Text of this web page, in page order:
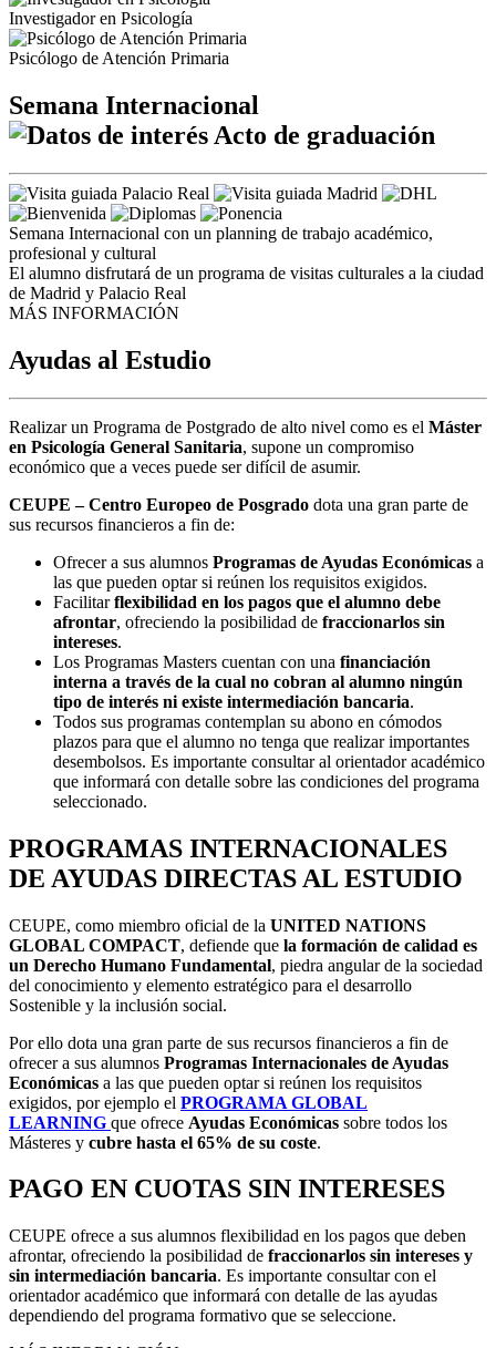
Investigador en Psicología
Psicólogo de Atención Primaria
Semana Internacional
Acto de graduación
Semana Internacional con un planning de trabajo académico,
profesional y cultural
El alumno disfrutará de un programa de visitas culturales a la ciudad
de Madrid y Palacio Real
MÁS INFORMACIÓN
Ayudas al Estudio
Realizar un Programa de Postgrado de alto nivel como es el Máster
en Psicología General Sanitaria, supone un compromiso
económico que a veces puede ser difícil de asumir.
CEUPE – Centro Europeo de Posgrado dota una gran parte de
sus recursos financieros a fin de:
Ofrecer a sus alumnos Programas de Ayudas Económicas a
las que pueden optar si reúnen los requisitos exigidos.
Facilitarflexibilidad en los pagos que el alumno debe
afrontar, ofreciendo la posibilidad de fraccionarlos sin
intereses.
Los Programas Masters cuentan con una financiación
interna a través de la cual no cobran al alumno ningún
tipo de interés ni existe intermediación bancaria.
Todos sus programas contemplan su abono en cómodos
plazos para que el alumno no tenga que realizar importantes
desembolsos. Es importante consultar al orientador académico
que informará con detalle sobre las condiciones del programa
seleccionado.
PROGRAMAS INTERNACIONALES
DE AYUDAS DIRECTAS AL ESTUDIO
CEUPE, como miembro oficial de la UNITED NATIONS
GLOBAL COMPACT, defiende que la formación de calidad es
un Derecho Humano Fundamental, piedra angular de la sociedad
del conocimiento y elemento estratégico para el desarrollo
Sostenible y la inclusión social.
Por ello dota una gran parte de sus recursos financieros a fin de
ofrecer a sus alumnos Programas Internacionales de Ayudas
Económicas a las que pueden optar si reúnen los requisitos
exigidos, por ejemplo el PROGRAMA GLOBAL
LEARNING que ofrece Ayudas Económicas sobre todos los
Másteres y cubre hasta el 65% de su coste.
PAGO EN CUOTAS SIN INTERESES
CEUPE ofrece a sus alumnos flexibilidad en los pagos que deben
afrontar, ofreciendo la posibilidad de fraccionarlos sin intereses y
sin intermediación bancaria. Es importante consultar con el
orientador académico que informará con detalle de las ayudas
dependiendo del programa formativo que se seleccione.